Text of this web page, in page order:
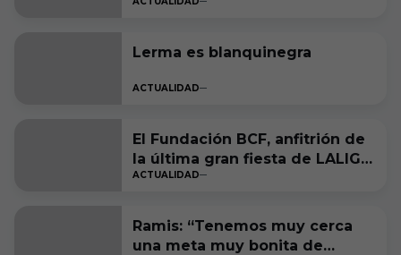
Burgos CF
Lerma es blanquinegra
ACTUALIDAD
El Fundación BCF, anfitrión de
la última gran fiesta de LALIGA
Genuine Moeve
ACTUALIDAD
Ramis: “Tenemos muy cerca
una meta muy bonita de